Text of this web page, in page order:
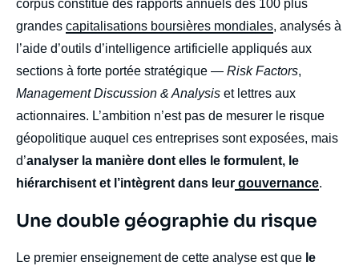
corpus constitué des rapports annuels des 100 plus
grandes capitalisations boursières mondiales, analysés à
l’aide d’outils d’intelligence artificielle appliqués aux
sections à forte portée stratégique — Risk Factors,
Management Discussion & Analysis et lettres aux
actionnaires. L’ambition n’est pas de mesurer le risque
géopolitique auquel ces entreprises sont exposées, mais
d’analyser la manière dont elles le formulent, le
hiérarchisent et l’intègrent dans leur gouvernance.
Titre
Une double géographie du risque
body
Le premier enseignement de cette analyse est que le